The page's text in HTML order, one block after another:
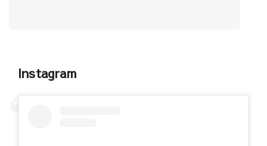
Instagram